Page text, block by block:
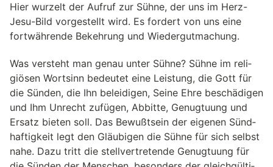
Hier wurzelt der Aufruf zur Sühne, der uns im Herz-
Jesu-Bild vorgestellt wird. Es fordert von uns eine
fortwährende Bekehrung und Wiedergutmachung.
Was versteht man genau unter Sühne? Sühne im reli­
giö­sen Wort­sinn bedeu­tet eine Leis­tung, die Gott für
die Sün­den, die Ihn belei­di­gen, Sei­ne Ehre beschädigen
und Ihm Unrecht zufü­gen, Abbitte, Genug­tu­ung und
Ersatz bieten soll. Das Bewußtsein der eige­nen Sünd­
haf­tig­keit legt den Gläu­bi­gen die Sühne für sich selbst
nahe. Dazu tritt die stell­ver­tre­tende Genug­tu­ung für